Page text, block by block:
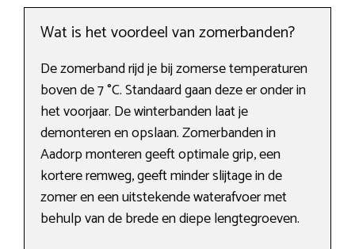
Wat is het voordeel van zomerbanden?
De zomerband rijd je bij zomerse temperaturen
boven de 7 °C. Standaard gaan deze er onder in
het voorjaar. De winterbanden laat je
demonteren en opslaan. Zomerbanden in
Aadorp monteren geeft optimale grip, een
kortere remweg, geeft minder slijtage in de
zomer en een uitstekende waterafvoer met
behulp van de brede en diepe lengtegroeven.